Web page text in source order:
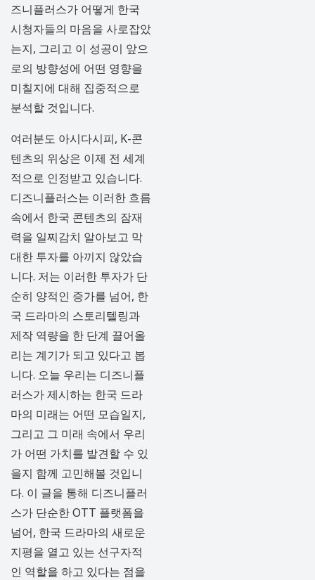
즈니플러스가 어떻게 한국
시청자들의 마음을 사로잡았
는지, 그리고 이 성공이 앞으
로의 방향성에 어떤 영향을
미칠지에 대해 집중적으로
분석할 것입니다.
여러분도 아시다시피, K-콘
텐츠의 위상은 이제 전 세계
적으로 인정받고 있습니다.
디즈니플러스는 이러한 흐름
속에서 한국 콘텐츠의 잠재
력을 일찌감치 알아보고 막
대한 투자를 아끼지 않았습
니다. 저는 이러한 투자가 단
순히 양적인 증가를 넘어, 한
국 드라마의 스토리텔링과
제작 역량을 한 단계 끌어올
리는 계기가 되고 있다고 봅
니다. 오늘 우리는 디즈니플
러스가 제시하는 한국 드라
마의 미래는 어떤 모습일지,
그리고 그 미래 속에서 우리
가 어떤 가치를 발견할 수 있
을지 함께 고민해볼 것입니
다. 이 글을 통해 디즈니플러
스가 단순한 OTT 플랫폼을
넘어, 한국 드라마의 새로운
지평을 열고 있는 선구자적
인 역할을 하고 있다는 점을